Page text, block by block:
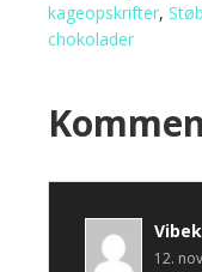
kageopskrifter,
chokolader
12.